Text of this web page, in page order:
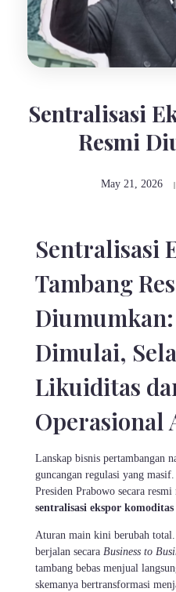
Sentralisasi
Resmi
May 21, 2026
Sentralisasi
Tambang
Diumumkan:
Dimulai,
Likuiditas
Operasional
Lanskap bisnis pertambangan
guncangan regulasi yang
Presiden Prabowo secara
sentralisasi ekspor
Aturan main kini berubah
berjalan secara Business to
tambang bebas menjual
skemanya bertransformasi